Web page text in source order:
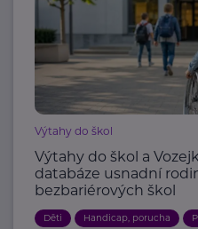
Výtahy do škol
Výtahy do škol a
databáze usnadní
bezbariérových škol
Děti Handicap, porucha